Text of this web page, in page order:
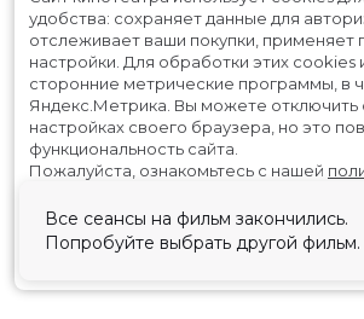
Все сеансы на фильм закончились.
Попробуйте выбрать другой фильм.
удобства: сохраняет данные для
отслеживает ваши покупки, применяет
настройки. Для обработки этих cookies
сторонние метрические программы, в
Яндекс.Метрика. Вы можете отключить
настройках своего браузера, но это
функциональность сайта.
Пожалуйста, ознакомьтесь с нашей
Принять